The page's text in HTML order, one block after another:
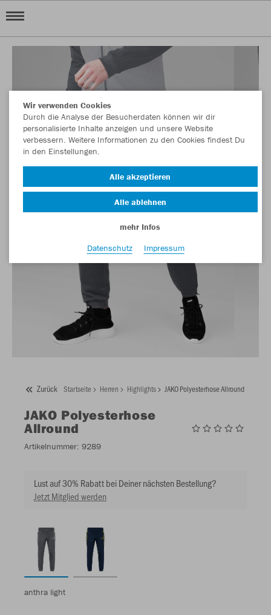
Zurück Startseite Herren Highlights JAKO Polyesterhose Allround
JAKO Polyesterhose
Allround
Artikelnummer: 9289
Lust auf 30% Rabatt bei Deiner nächsten Bestellung?
Jetzt Mitglied werden
anthra light
Wir verwenden Cookies
Durch die Analyse der Besucherdaten können wir dir
personalisierte Inhalte anzeigen und unsere Website
verbessern. Weitere Informationen zu den Cookies findest Du
in den Einstellungen.
Alle akzeptieren
Alle ablehnen
mehr Infos
Datenschutz
Impressum